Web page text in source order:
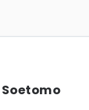
Soetomo